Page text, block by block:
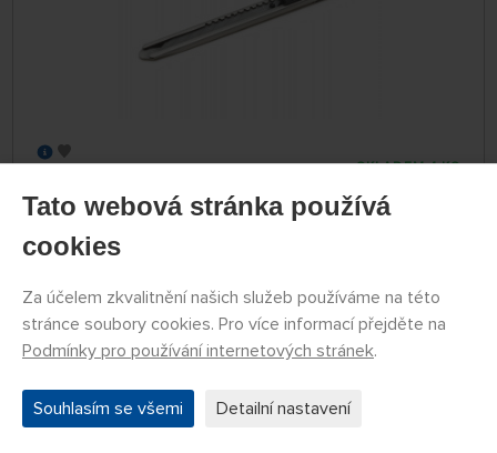
199 Kč
SKLADEM 4 KS
KOUPIT
Náhlavní lupa se zvětšovacími skly (1,2×, 1,8×,
2,5×, 3,5×) a LED osvětlením
Tato webová stránka používá
cookies
Za účelem zkvalitnění našich služeb používáme na této
stránce soubory cookies. Pro více informací přejděte na
Podmínky pro používání internetových stránek.
Souhlasím se všemi Detailní nastavení